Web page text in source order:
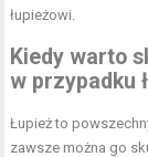
łupieżowi.
Kiedy warto
w przypadku
Łupież to
zawsze można go